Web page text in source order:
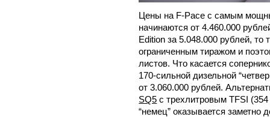
Цены на F-Pace с самым
начинаются от 4.460.000
Edition за 5.048.000 рублей, то
ограниченным тиражом и
листов. Что касается
170-сильной дизельной
от 3.060.000 рублей.
SQ5 с трехлитровым TFSI
“немец” оказывается заметно